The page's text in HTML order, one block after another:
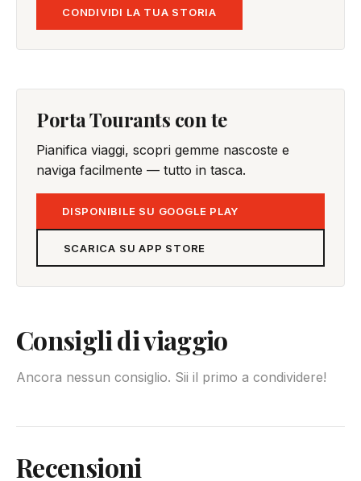
CONDIVIDI LA TUA STORIA
Porta Tourants con te
Pianifica viaggi, scopri gemme nascoste e
naviga facilmente — tutto in tasca.
DISPONIBILE SU GOOGLE PLAY
SCARICA SU APP STORE
Consigli di viaggio
Ancora nessun consiglio. Sii il primo a condividere!
Recensioni